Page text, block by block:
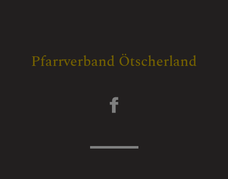
Pfarrverband Ötscherland